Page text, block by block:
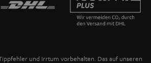
und Irrtum vorbehalten. Das auf unseren